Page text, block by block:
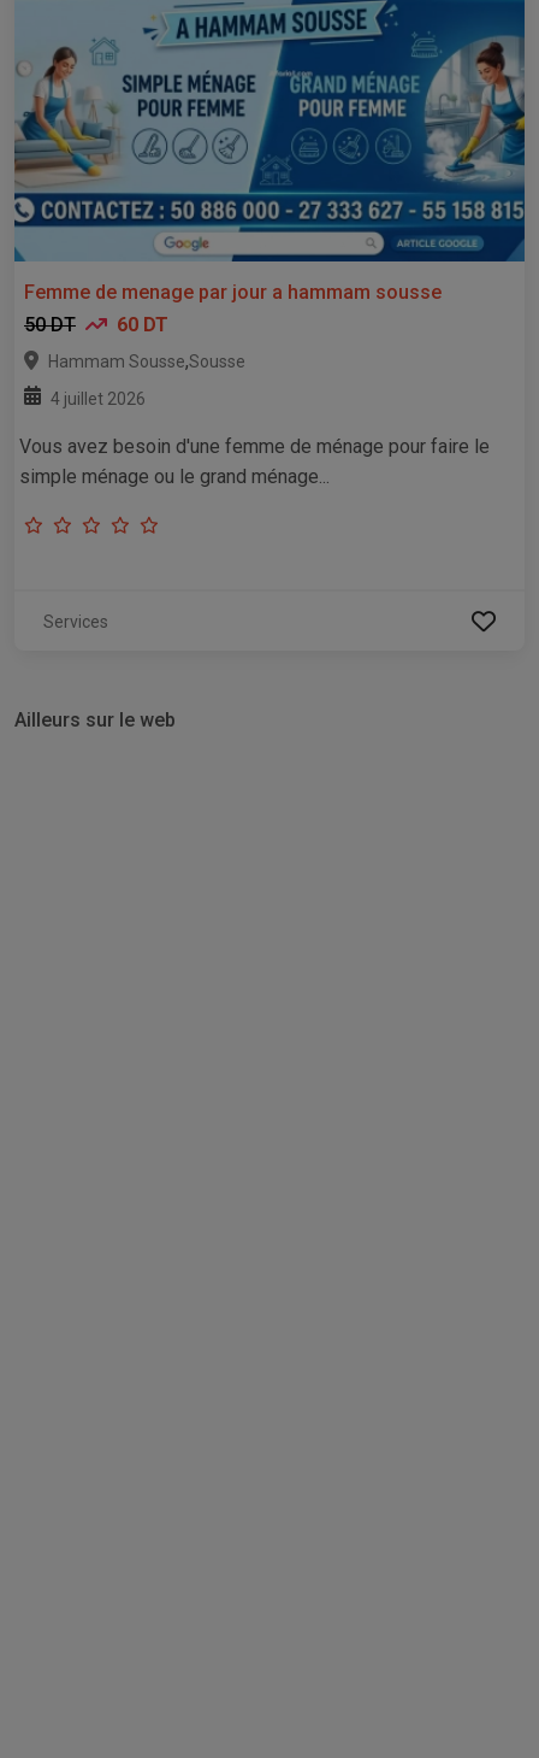
Femme de menage par jour a hammam sousse
50 DT
60 DT
Hammam Sousse,Sousse
4 juillet 2026
Vous avez besoin d'une femme de ménage pour faire le
simple ménage ou le grand ménage...
Services
Ailleurs sur le web